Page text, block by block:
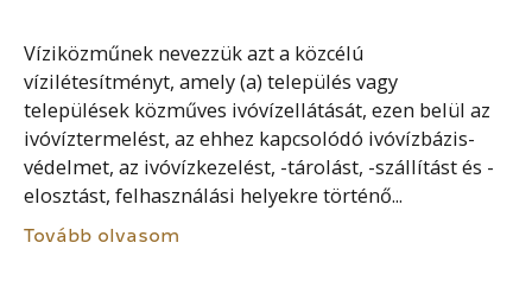
Víziközműnek nevezzük azt a közcélú
vízilétesítményt, amely (a) település vagy
települések közműves ivóvízellátását, ezen belül az
ivóvíztermelést, az ehhez kapcsolódó ivóvízbázis-
védelmet, az ivóvízkezelést, -tárolást, -szállítást és -
elosztást, felhasználási helyekre történő...
Tovább olvasom